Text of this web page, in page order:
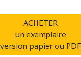
ACHETER
un exemplaire
version papier ou PDF